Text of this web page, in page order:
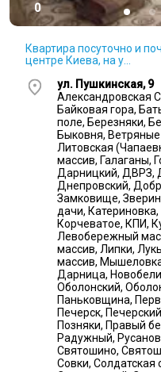
0
Квартира посуточно и
центре Киева, на у...
ул. Пушкинская, 9
Александровская
Байковая гора,
поле, Березняки,
Быковня,
Литовская
массив, Галаганы,
Дарницкий, ДВРЗ,
Днепровский,
Замковище,
дачи,
Корчеватое, КПИ,
Левобережный
массив, Липки,
массив,
Дарница,
Оболонский,
Паньковщина,
Печерск,
Позняки, Правый
Радужный,
Святошино,
Совки, Солдатская